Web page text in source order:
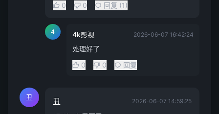
0
0 回复 (1)
4 4k影视 2026-06-07 16:42:24
处理好了
0
0 回复
丑 丑 2026-06-07 14:59:25